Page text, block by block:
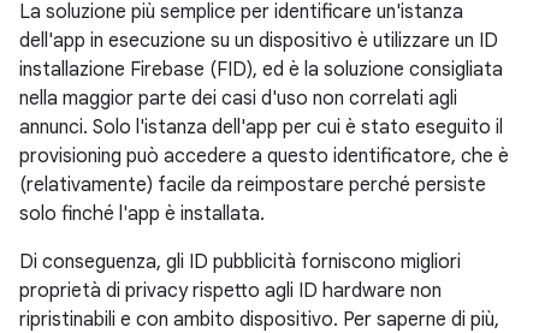
La soluzione più semplice per identificare un'istanza
dell'app in esecuzione su un dispositivo è utilizzare un ID
installazione Firebase (FID), ed è la soluzione consigliata
nella maggior parte dei casi d'uso non correlati agli
annunci. Solo l'istanza dell'app per cui è stato eseguito il
provisioning può accedere a questo identificatore, che è
(relativamente) facile da reimpostare perché persiste
solo finché l'app è installata.
Di conseguenza, gli ID pubblicità forniscono migliori
proprietà di privacy rispetto agli ID hardware non
ripristinabili e con ambito dispositivo. Per saperne di più,